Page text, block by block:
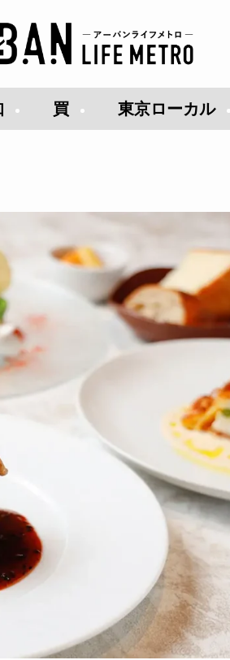
買 東京ローカル